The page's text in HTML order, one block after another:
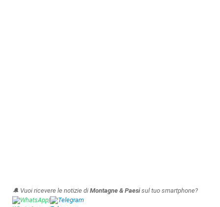
🔔 Vuoi ricevere le notizie di Montagne & Paesisul tuo smartphone?
WhatsApp| Telegram